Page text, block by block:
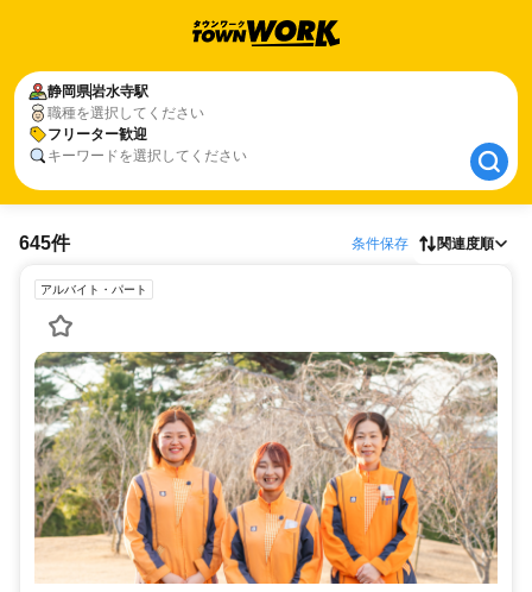
静岡県岩水寺駅
職種を選択してください
フリーター歓迎
キーワードを選択してください
静岡県岩水寺駅
フリーター歓迎
645件 条件保存 関連度順
アルバイト・パート